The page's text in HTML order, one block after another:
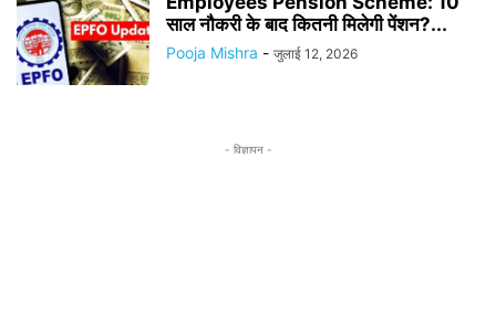
साल नौकरी के बाद कितनी मिलेगी पेंशन?...
Pooja Mishra - जुलाई 12, 2026
- विज्ञापन -